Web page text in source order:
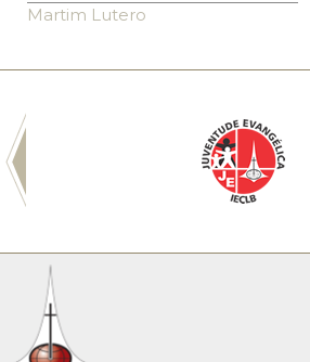
Martim Lutero